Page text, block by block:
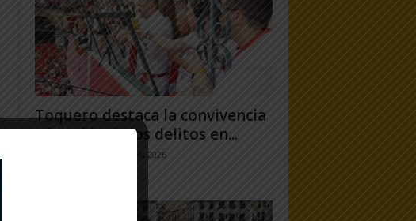
Toquero destaca la convivencia
y la caída de los delitos en...
31 julio, 2026